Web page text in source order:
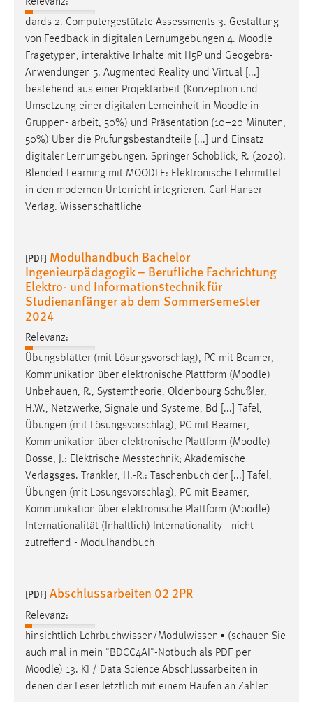
dards 2. Computergestützte Assessments 3. Gestaltung
von Feedback in digitalen Lernumgebungen 4. Moodle
Fragetypen, interaktive Inhalte mit H5P und Geogebra-
Anwendungen 5. Augmented Reality und Virtual [...]
bestehend aus einer Projektarbeit (Konzeption und
Umsetzung einer digitalen Lerneinheit in Moodle in
Gruppen- arbeit, 50%) und Präsentation (10–20 Minuten,
50%) Über die Prüfungsbestandteile [...] und Einsatz
digitaler Lernumgebungen. Springer Schoblick, R. (2020).
Blended Learning mit MOODLE: Elektronische Lehrmittel
in den modernen Unterricht integrieren. Carl Hanser
Verlag. Wissenschaftliche
[PDF] Modulhandbuch Bachelor
Ingenieurpädagogik – Berufliche Fachrichtung
Elektro- und Informationstechnik für
Studienanfänger ab dem Sommersemester
2024
Relevanz:
Übungsblätter (mit Lösungsvorschlag), PC mit Beamer,
Kommunikation über elektronische Plattform (Moodle)
Unbehauen, R., Systemtheorie, Oldenbourg Schüßler,
H.W., Netzwerke, Signale und Systeme, Bd [...] Tafel,
Übungen (mit Lösungsvorschlag), PC mit Beamer,
Kommunikation über elektronische Plattform (Moodle)
Dosse, J.: Elektrische Messtechnik; Akademische
Verlagsges. Tränkler, H.-R.: Taschenbuch der [...] Tafel,
Übungen (mit Lösungsvorschlag), PC mit Beamer,
Kommunikation über elektronische Plattform (Moodle)
Internationalität (Inhaltlich) Internationality - nicht
zutreffend - Modulhandbuch
[PDF] Abschlussarbeiten 02 2PR
Relevanz:
hinsichtlich Lehrbuchwissen/Modulwissen ▪ (schauen Sie
auch mal in mein "BDCC4AI"-Notbuch als PDF per
Moodle) 13. KI / Data Science Abschlussarbeiten in
denen der Leser letztlich mit einem Haufen an Zahlen
Conversion-Tracking
Cookie Laufzeit:
3 Monate
Facebook Pixel
Name:
_fbp
Anbieter:
Zweck:
Cookie Laufzeit:
3 Monate
EXTERNE MEDIEN
Um Inhalte von Videoplattformen und Social Media
Plattformen anzeigen zu können, werden von diesen
externen Medien Cookies gesetzt.
YouTube
Vimeo